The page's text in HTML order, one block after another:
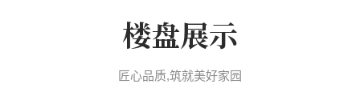
楼盘展示
匠心品质,筑就美好家园